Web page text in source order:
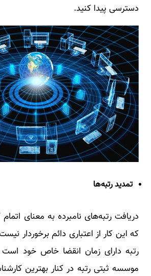
دسترسی پیدا کنید.
تمدید رتبه‌ها
دریافت رتبه‌های نامبرده به معنای اتمام
که این کار از اعتباری دائم برخوردار
رتبه دارای زمان انقضا خاص خود
موسسه ثبتی رتبه در کنار بهترین